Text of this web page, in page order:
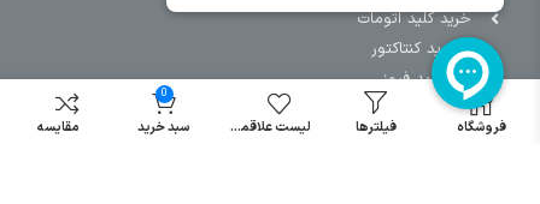
خرید کلید اتومات
خرید کنتاکتور
خرید فیوز
مینیاتوری
خرید میکرو
فروشگاه فیلترها لیست علاقمندی
0
سبد خرید مقایسه